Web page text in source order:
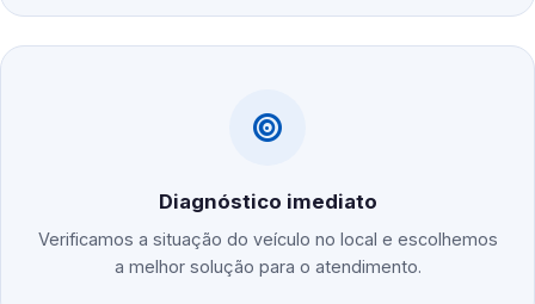
Diagnóstico imediato
Verificamos a situação do veículo no local e escolhemos
a melhor solução para o atendimento.